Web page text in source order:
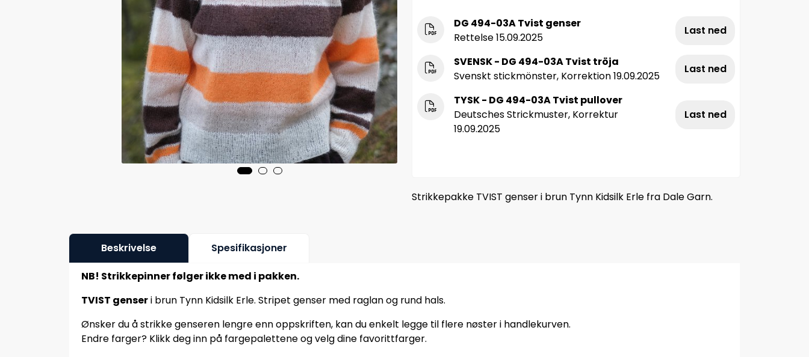
DG 494-03A Tvist genser
Rettelse 15.09.2025
Last ned
SVENSK - DG 494-03A Tvist tröja
Svenskt stickmönster, Korrektion 19.09.2025
Last ned
TYSK - DG 494-03A Tvist pullover
Deutsches Strickmuster, Korrektur
19.09.2025
Last ned
Strikkepakke TVIST genser i brun Tynn Kidsilk Erle fra Dale Garn.
Beskrivelse Spesifikasjoner
NB! Strikkepinner følger ikke med i pakken.
TVIST genseri brun Tynn Kidsilk Erle. Stripet genser med raglan og rund hals.
Ønsker du å strikke genseren lengre enn oppskriften, kan du enkelt legge til flere nøster i handlekurven.
Endre farger? Klikk deg inn på fargepalettene og velg dine favorittfarger.